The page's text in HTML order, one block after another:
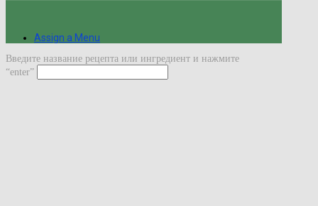
Assign a Menu
Введите название рецепта или ингредиент и нажмите
“enter”